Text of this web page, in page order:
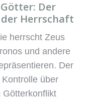
Der
Herrschaft
herrscht Zeus
und andere
Der
über
Götterkonflikt